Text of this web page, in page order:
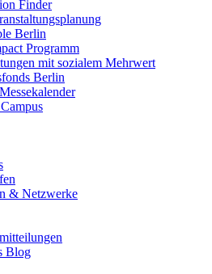
Finder
Berlin
Programm
mit sozialem Mehrwert
Berlin
& Netzwerke
Blog